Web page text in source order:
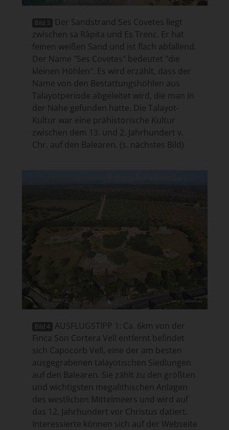
Bild 3
Der Sandstrand Ses Covetes liegt
zwischen sa Ràpita und Es Trenc. Er hat
feinen weißen Sand und ist flach abfallend.
Der Name "Ses Covetes" bedeutet "die
kleinen Höhlen". Es wird erzählt, dass der
Name von den Bestattungshöhlen aus
Talayotperiode abgeleitet wird, die man in
der Nähe gefunden hatte. Die Talayot-
Kultur war eine prähistorische Kultur
zwischen dem 13. und 2. Jahrhundert v.
Chr. auf den Balearen. (s. nächstes Bild)
Bild 4 AUSFLUGSTIPP 1: Ca. 6km von der
Finca Son Cortera Vell entfernt befindet
sich Capocorb Vell, eine der am besten
ausgegrabenen talayotischen Siedlungen
auf den Balearen. Sie zählt zu den größten
und wichtigsten megalithischen Anlagen
des westlichen Mittelmeers und wird auf
das 12. Jahrhundert vor Christus datiert.
Interessierte können sich auf der Webseite